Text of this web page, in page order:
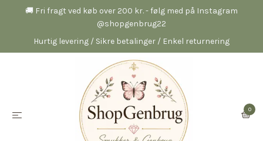
🚚 Fri fragt ved køb over 200 kr. - følg med på Instagram
@shopgenbrug22
Hurtig levering / Sikre betalinger / Enkel returnering
0